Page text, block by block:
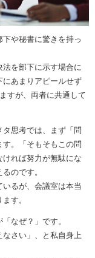
や秘書に驚きを持っ
を部下に示す場合に
あまりアピールせず
すが、両者に共通して
思考では、まず「問
。「そもそもこの問
れば努力が無駄にな
のです。
るが、会議室は本当
す。
なぜ？」です。
なさい」、と私自身上